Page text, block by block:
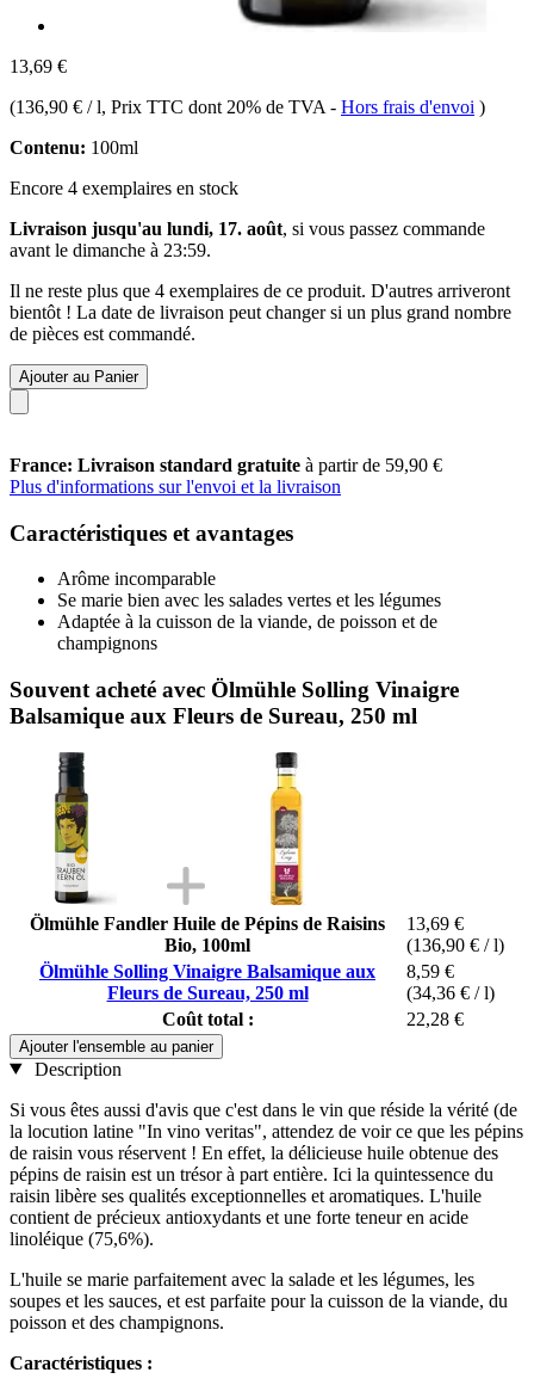
13,69 €
(136,90 € / l, Prix TTC dont 20% de TVA - Hors frais d'envoi )
Contenu: 100ml
Encore 4 exemplaires en stock
Livraison jusqu'au lundi, 17. août, si vous passez commande
avant le dimanche à 23:59.
Il ne reste plus que 4 exemplaires de ce produit. D'autres arriveront
bientôt ! La date de livraison peut changer si un plus grand nombre
de pièces est commandé.
Ajouter au Panier
France: Livraison standard gratuite à partir de 59,90 €
Plus d'informations sur l'envoi et la livraison
Caractéristiques et avantages
Arôme incomparable
Se marie bien avec les salades vertes et les légumes
Adaptée à la cuisson de la viande, de poisson et de
champignons
Souvent acheté avec Ölmühle Solling Vinaigre
Balsamique aux Fleurs de Sureau, 250 ml
Ölmühle Fandler Huile de Pépins de Raisins
Bio, 100ml
13,69 €
(136,90 € / l)
Ölmühle Solling Vinaigre Balsamique aux
Fleurs de Sureau, 250 ml
8,59 €
(34,36 € / l)
Coût total :
22,28 €
Ajouter l'ensemble au panier
Description
Si vous êtes aussi d'avis que c'est dans le vin que réside la vérité (de
la locution latine "In vino veritas", attendez de voir ce que les pépins
de raisin vous réservent ! En effet, la délicieuse huile obtenue des
pépins de raisin est un trésor à part entière. Ici la quintessence du
raisin libère ses qualités exceptionnelles et aromatiques. L'huile
contient de précieux antioxydants et une forte teneur en acide
linoléique (75,6%).
L'huile se marie parfaitement avec la salade et les légumes, les
soupes et les sauces, et est parfaite pour la cuisson de la viande, du
poisson et des champignons.
Caractéristiques :